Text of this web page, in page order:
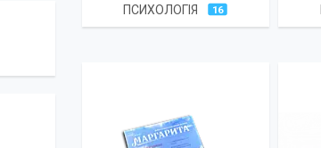
ПСИХОЛОГІЯ 16